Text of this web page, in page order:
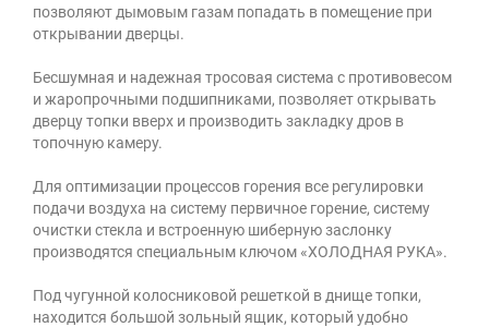
позволяют дымовым газам попадать в помещение при
открывании дверцы.
Бесшумная и надежная тросовая система с противовесом
и жаропрочными подшипниками, позволяет открывать
дверцу топки вверх и производить закладку дров в
топочную камеру.
Для оптимизации процессов горения все регулировки
подачи воздуха на систему первичное горение, систему
очистки стекла и встроенную шиберную заслонку
производятся специальным ключом «ХОЛОДНАЯ РУКА».
Под чугунной колосниковой решеткой в днище топки,
находится большой зольный ящик, который удобно